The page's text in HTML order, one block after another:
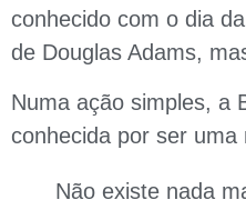
conhecido com o dia
de Douglas Adams,
Numa ação simples, a
conhecida por ser
Não existe nada